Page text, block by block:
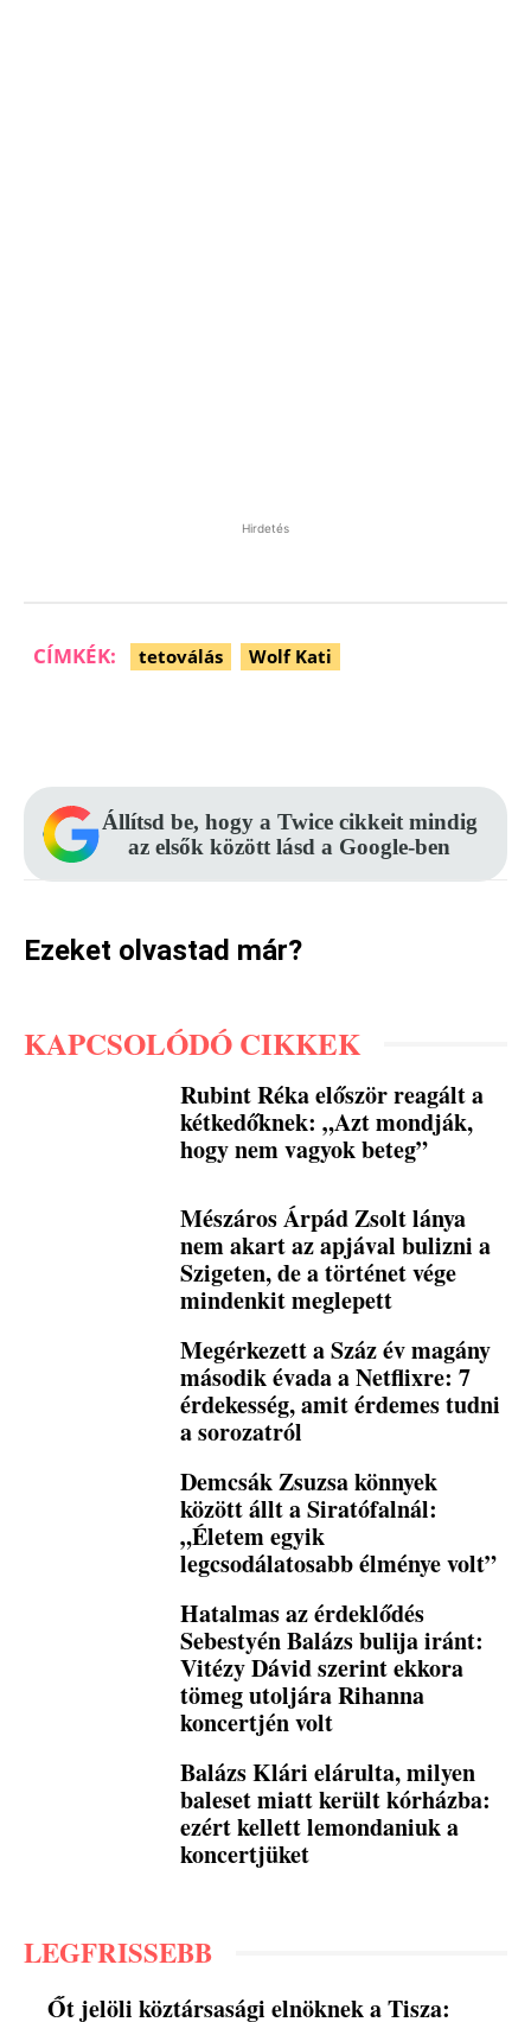
Hirdetés
CÍMKÉK: tetoválás Wolf Kati
Állítsd be, hogy a Twice cikkeit mindig
az elsők között lásd a Google-ben
Ezeket olvastad már?
KAPCSOLÓDÓ CIKKEK
Rubint Réka először reagált a
kétkedőknek: „Azt mondják,
hogy nem vagyok beteg”
Mészáros Árpád Zsolt lánya
nem akart az apjával bulizni a
Szigeten, de a történet vége
mindenkit meglepett
Megérkezett a Száz év magány
második évada a Netflixre: 7
érdekesség, amit érdemes tudni
a sorozatról
Demcsák Zsuzsa könnyek
között állt a Siratófalnál:
„Életem egyik
legcsodálatosabb élménye volt”
Hatalmas az érdeklődés
Sebestyén Balázs bulija iránt:
Vitézy Dávid szerint ekkora
tömeg utoljára Rihanna
koncertjén volt
Balázs Klári elárulta, milyen
baleset miatt került kórházba:
ezért kellett lemondaniuk a
koncertjüket
LEGFRISSEBB
Őt jelöli köztársasági elnöknek a Tisza: